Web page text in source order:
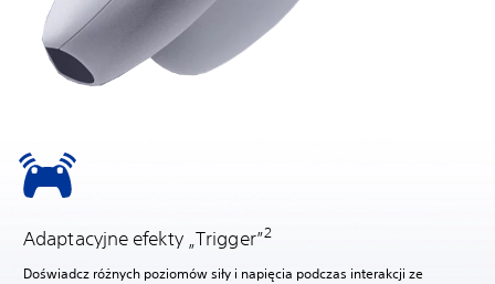
Adaptacyjne efekty „Trigger”2
Doświadcz różnych poziomów siły i napięcia podczas interakcji ze